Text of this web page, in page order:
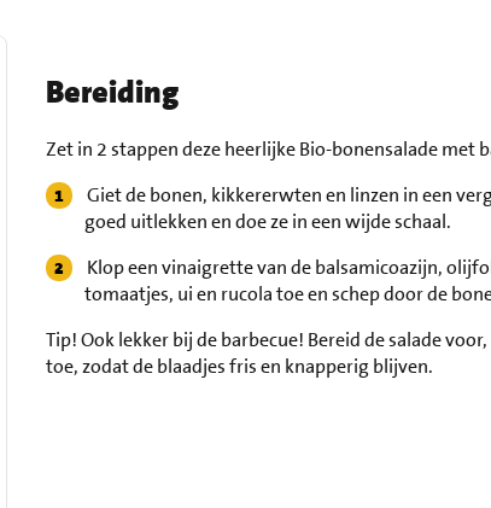
Bereiding
Zet in 2 stappen deze heerlijke Bio-bonensalade met
Giet de bonen, kikkererwten en linzen in een
goed uitlekken en doe ze in een wijde schaal.
Klop een vinaigrette van de balsamicoazijn,
tomaatjes, ui en rucola toe en schep door de
Tip! Ook lekker bij de barbecue! Bereid de salade
toe, zodat de blaadjes fris en knapperig blijven.